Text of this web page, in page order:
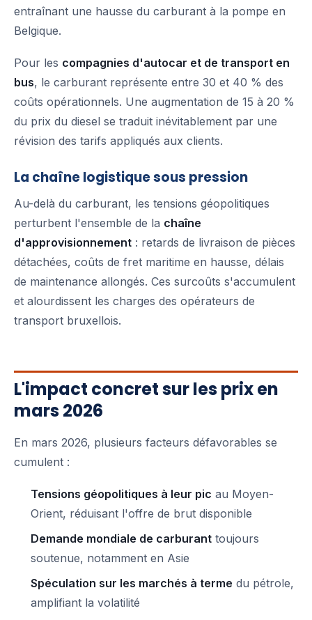
entraînant une hausse du carburant à la pompe en
Belgique.
Pour les compagnies d'autocar et de transport en
bus, le carburant représente entre 30 et 40 % des
coûts opérationnels. Une augmentation de 15 à 20 %
du prix du diesel se traduit inévitablement par une
révision des tarifs appliqués aux clients.
La chaîne logistique sous pression
Au-delà du carburant, les tensions géopolitiques
perturbent l'ensemble de la chaîne
d'approvisionnement : retards de livraison de pièces
détachées, coûts de fret maritime en hausse, délais
de maintenance allongés. Ces surcoûts s'accumulent
et alourdissent les charges des opérateurs de
transport bruxellois.
L'impact concret sur les prix en
mars 2026
En mars 2026, plusieurs facteurs défavorables se
cumulent :
Tensions géopolitiques à leur pic au Moyen-
Orient, réduisant l'offre de brut disponible
Demande mondiale de carburant toujours
soutenue, notamment en Asie
Spéculation sur les marchés à terme du pétrole,
amplifiant la volatilité